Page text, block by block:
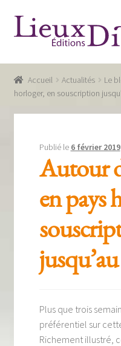
Aller
à
navigation
Aller
au
Accueil
Commande
Conditions générales de
Glossaire
Mentions légales / Données
Mon compte
Recevoir notre newsletter
La qualité Lieux Dits
Nous contacter
Accueil Actualités Le
horloger, en souscription
Publié le 6 février 2019
Autour
en pays
Plus que trois
préférentiel sur
Richement illustré,